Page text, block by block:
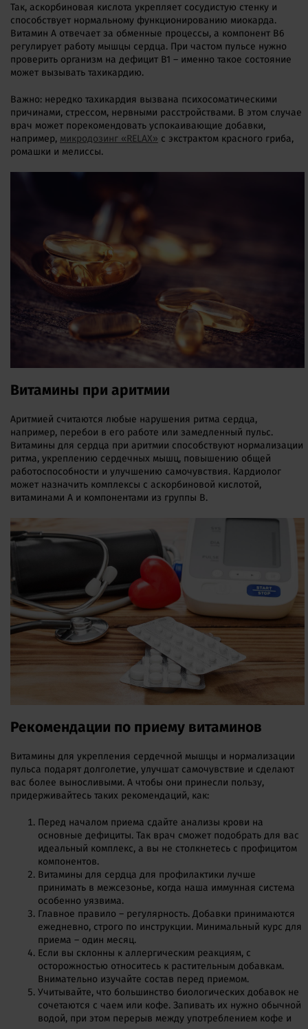
Так, аскорбиновая кислота укрепляет сосудистую стенку и
способствует нормальному функционированию миокарда.
Витамин A отвечает за обменные процессы, а компонент B6
регулирует работу мышцы сердца. При частом пульсе нужно
проверить организм на дефицит B1 – именно такое состояние
может вызывать тахикардию.
Важно: нередко тахикардия вызвана психосоматическими
причинами, стрессом, нервными расстройствами. В этом случае
врач может порекомендовать успокаивающие добавки,
например, микродозинг «RELAX» с экстрактом красного гриба,
ромашки и мелиссы.
Витамины при аритмии
Аритмией считаются любые нарушения ритма сердца,
например, перебои в его работе или замедленный пульс.
Витамины для сердца при аритмии способствуют нормализации
ритма, укреплению сердечных мышц, повышению общей
работоспособности и улучшению самочувствия. Кардиолог
может назначить комплексы с аскорбиновой кислотой,
витаминами A и компонентами из группы B.
Рекомендации по приему витаминов
Витамины для укрепления сердечной мышцы и нормализации
пульса подарят долголетие, улучшат самочувствие и сделают
вас более выносливыми. А чтобы они принесли пользу,
придерживайтесь таких рекомендаций, как:
Перед началом приема сдайте анализы крови на
основные дефициты. Так врач сможет подобрать для вас
идеальный комплекс, а вы не столкнетесь с профицитом
компонентов.
Витамины для сердца для профилактики лучше
принимать в межсезонье, когда наша иммунная система
особенно уязвима.
Главное правило – регулярность. Добавки принимаются
ежедневно, строго по инструкции. Минимальный курс для
приема – один месяц.
Если вы склонны к аллергическим реакциям, с
осторожностью относитесь к растительным добавкам.
Внимательно изучайте состав перед приемом.
Учитывайте, что большинство биологических добавок не
сочетаются с чаем или кофе. Запивать их нужно обычной
водой, при этом перерыв между употреблением кофе и